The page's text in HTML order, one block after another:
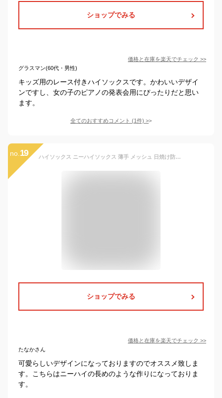
ショップでみる
価格と在庫を楽天でチェック >>
グラスマン(60代・男性)
キッズ用のレース付きハイソックスです。かわいいデザイ
ンですし、女の子のピアノの発表会用にぴったりだと思い
ます。
全てのおすすめコメント (1件) >
no. 19 ハイソックス ニーハイソックス 薄手 メッシュ 日焼け防止 靴下 キッズ 女の子 かわいい リボン ロング 長い 膝上 おしゃれ 可愛い ソックス 子ども こども 子供 綿 くしゅくしゅ 無地 白 ホワイト フォーマル 卒園式 入学式 卒業式 発表会
ショップでみる
価格と在庫を楽天でチェック >>
たなかさん
可愛らしいデザインになっておりますのでオススメ致しま
す。こちらはニーハイの長めのような作りになっておりま
す。